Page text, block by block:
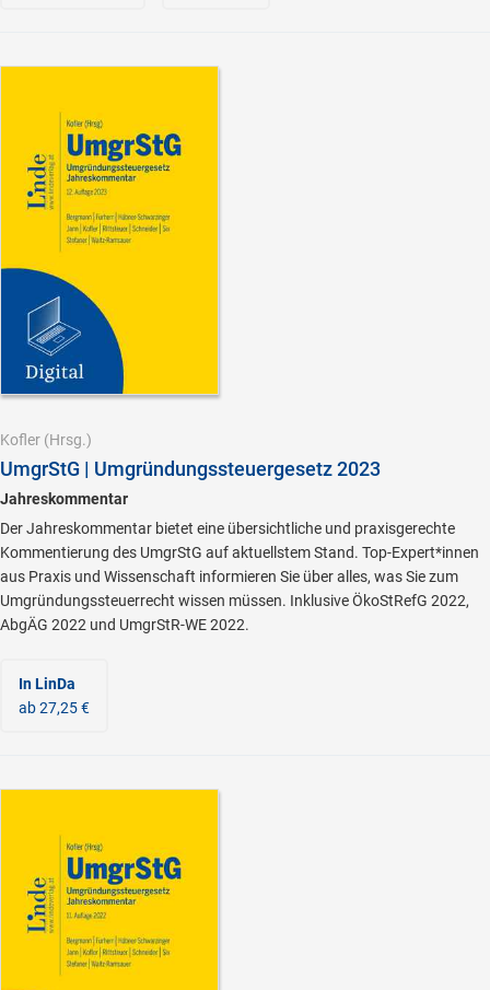
Kofler (Hrsg.)
UmgrStG | Umgründungssteuergesetz 2023
Jahreskommentar
Der Jahreskommentar bietet eine übersichtliche und praxisgerechte
Kommentierung des UmgrStG auf aktuellstem Stand. Top-Expert*innen
aus Praxis und Wissenschaft informieren Sie über alles, was Sie zum
Umgründungssteuerrecht wissen müssen. Inklusive ÖkoStRefG 2022,
AbgÄG 2022 und UmgrStR-WE 2022.
In LinDa
ab 27,25 €